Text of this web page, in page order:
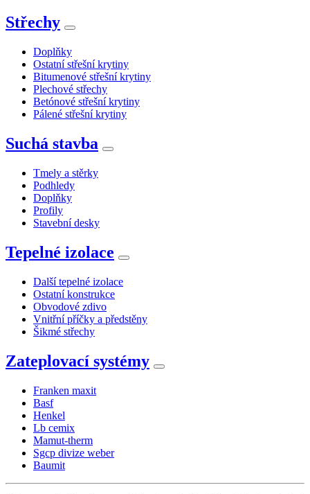
Střechy
Doplňky
Ostatní střešní krytiny
Bitumenové střešní krytiny
Plechové střechy
Betónové střešní krytiny
Pálené střešní krytiny
Suchá stavba
Tmely a stěrky
Podhledy
Doplňky
Profily
Stavební desky
Tepelné izolace
Další tepelné izolace
Ostatní konstrukce
Obvodové zdivo
Vnitřní příčky a předstěny
Šikmé střechy
Zateplovací systémy
Franken maxit
Basf
Henkel
Lb cemix
Mamut-therm
Sgcp divize weber
Baumit